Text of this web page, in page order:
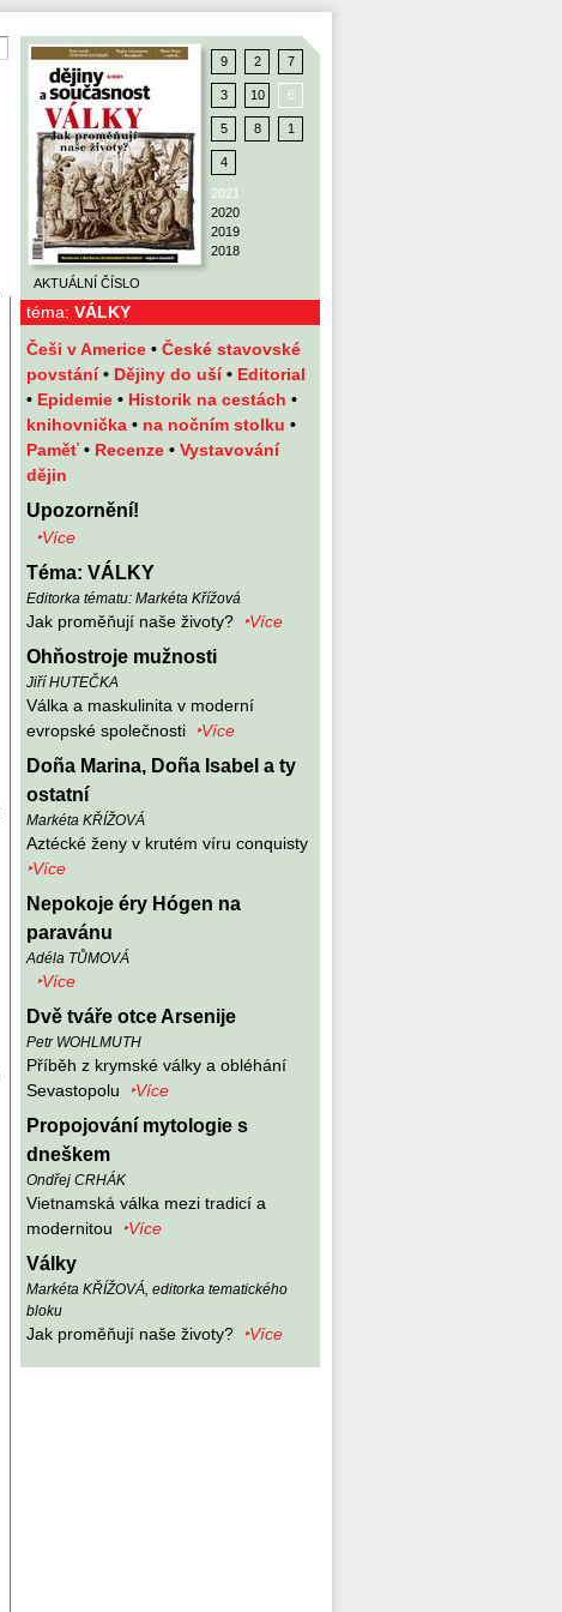
téma: VÁLKY
AKTUÁLNÍ ČÍSLO
9 2 7
3 10 6
5 8 1
4
2021
2020
2019
2018
Češi v Americe • České stavovské
povstání• Dějiny do uší• Editorial
• Epidemie • Historik na cestách •
knihovnička • na nočním stolku •
Paměť • Recenze • Vystavování
dějin
Upozornění!
‣Více
Téma: VÁLKY
Editorka tématu: Markéta Křížová
Jak proměňují naše životy? ‣Více
Ohňostroje mužnosti
Jiří HUTEČKA
Válka a maskulinita v moderní
evropské společnosti
‣Více
Doña Marina, Doña Isabel a ty
ostatní
Markéta KŘÍŽOVÁ
Aztécké ženy v krutém víru conquisty
‣Více
Nepokoje éry Hógen na
paravánu
Adéla TŮMOVÁ
‣Více
Dvě tváře otce Arsenije
Petr WOHLMUTH
Příběh z krymské války a obléhání
Sevastopolu
‣Více
Propojování mytologie s
dneškem
Ondřej CRHÁK
Vietnamská válka mezi tradicí a
modernitou
‣Více
Války
Markéta KŘÍŽOVÁ, editorka tematického
bloku
Jak proměňují naše životy? ‣Více